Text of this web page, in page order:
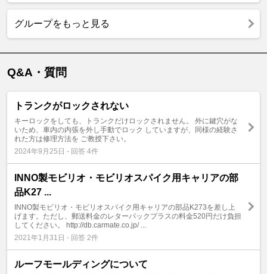
グループをもっと見る
Q&A・質問
トランクがロックされない
キーロックをしても、トランクだけロックされません。 外に鍵穴がな
いため、車内の内張を外し手動でロック していますが、同様の経験さ
れた方は修理方法を ご教授下さい。
2024年9月25日 - 回答 4件
INNO製モビリオ・モビリオスパイク用キャリアの部
品K27 ...
INNO製モビリオ・モビリオスパイク用キャリアの部品K273を差し上
げます。ただし、郵送料金のレターパックプラスの料金520円だけ負担
してください。 http://db.carmate.co.jp/ ...
2021年1月31日 - 回答 2件
ルーフモールディングについて